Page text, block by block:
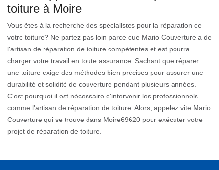
toiture à Moire
Vous êtes à la recherche des spécialistes pour la réparation de
votre toiture? Ne partez pas loin parce que Mario Couverture a de
l'artisan de réparation de toiture compétentes et est pourra
charger votre travail en toute assurance. Sachant que réparer
une toiture exige des méthodes bien précises pour assurer une
durabilité et solidité de couverture pendant plusieurs années.
C'est pourquoi il est nécessaire d'intervenir les professionnels
comme l'artisan de réparation de toiture. Alors, appelez vite Mario
Couverture qui se trouve dans Moire69620 pour exécuter votre
projet de réparation de toiture.